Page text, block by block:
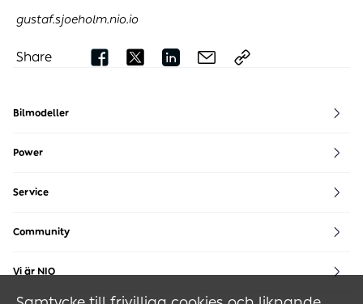
gustaf.sjoeholm.nio.io
Share
Bilmodeller
Power
Service
Community
Vi är NIO
Blue Sky Coming Hållbarhet Nyheter Artiklar